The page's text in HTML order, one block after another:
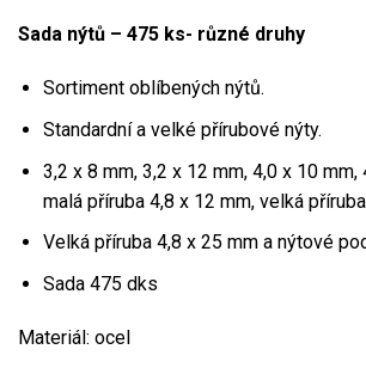
Sada nýtů – 475 ks- různé druhy
Sortiment oblíbených nýtů.
Standardní a velké přírubové nýty.
3,2 x 8 mm, 3,2 x 12 mm, 4,0 x 10 mm,
malá příruba 4,8 x 12 mm, velká
Velká příruba 4,8 x 25 mm a nýtové
Sada 475 dks
Materiál: ocel